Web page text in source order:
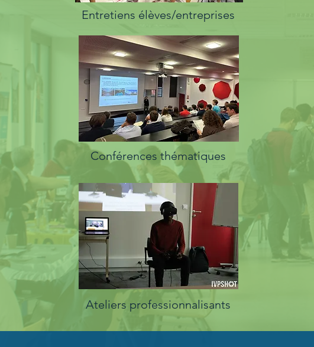
Entretiens élèves/entreprises
Conférences thématiques
Ateliers professionnalisants